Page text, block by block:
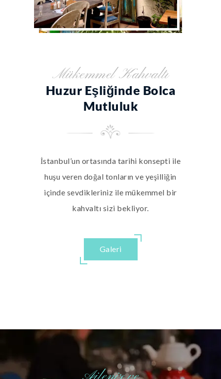
Mükemmel Kahvaltı
Huzur Eşliğinde Bolca
Mutluluk
İstanbul’un ortasında tarihi konsepti ile
huşu veren doğal tonların ve yeşilliğin
içinde sevdikleriniz ile mükemmel bir
kahvaltı sizi bekliyor.
Galeri